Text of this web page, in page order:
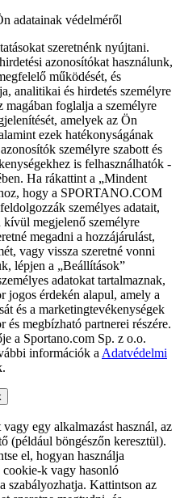
adatainak védelméről
szeretnénk nyújtani.
azonosítókat használunk,
működését, és
analitikai és hirdetés személyre
magában foglalja a személyre
amelyek az Ön
ezek hatékonyságának
személyre szabott és
is felhasználhatók -
Ha rákattint a „Mindent
hogy a SPORTANO.COM
személyes adatait,
kívül megjelenő személyre
megadni a hozzájárulást,
vagy vissza szeretné vonni
lépjen a „Beállítások”
adatokat tartalmaznak,
jogos érdekén alapul, amely a
és a marketingtevékenységek
és megbízható partnerei részére.
a Sportano.com Sp. z o.o.
információk a Adatvédelmi
egy alkalmazást használ, az
(például böngészőn keresztül).
el, hogyan használja
cookie-k vagy hasonló
szabályozhatja. Kattintson az